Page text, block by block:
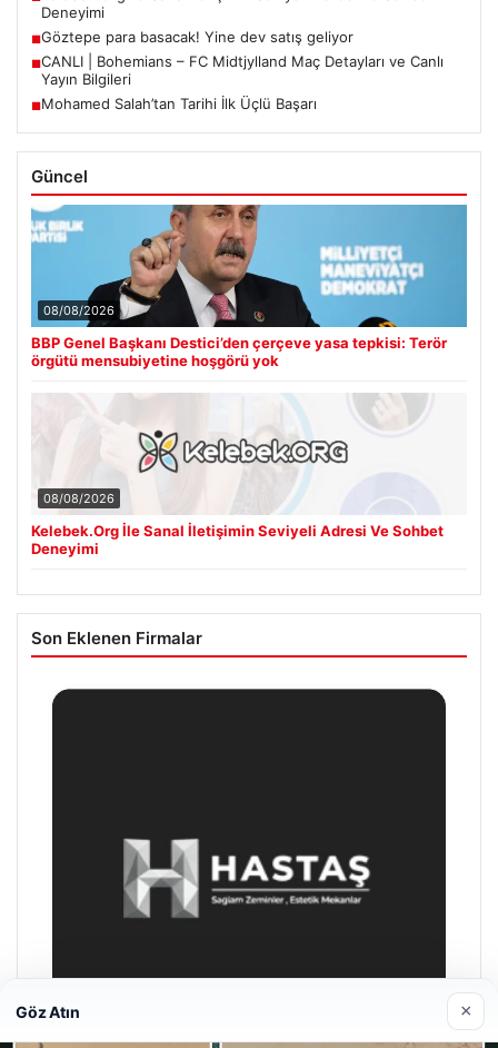
Deneyimi
■Göztepe para basacak! Yine dev satış geliyor
■CANLI | Bohemians – FC Midtjylland Maç Detayları ve Canlı
Yayın Bilgileri
■Mohamed Salah’tan Tarihi İlk Üçlü Başarı
Güncel
08/08/2026
BBP Genel Başkanı Destici’den çerçeve yasa tepkisi: Terör
örgütü mensubiyetine hoşgörü yok
08/08/2026
Kelebek.Org İle Sanal İletişimin Seviyeli Adresi Ve Sohbet
Deneyimi
Son Eklenen Firmalar
Göz Atın ×